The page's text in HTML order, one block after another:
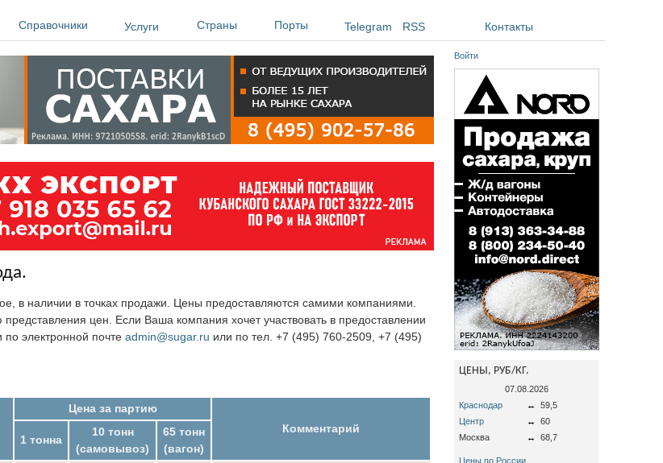
Справочники Услуги Страны Порты Telegram RSS Контакты
в наличии в точках продажи. Цены предоставляются самими компаниями.
цен. Если Ваша компания хочет участвовать в предоставлении
электронной почте admin@sugar.ru или по тел. +7 (495) 760-2509, +7 (495)
Цена за партию
Комментарий
1 тонна
10 тонн
(самовывоз)
65 тонн
(вагон)
Войти
ЦЕНЫ, РУБ/КГ.
07.08.2026
Краснодар
↔
59,5
Центр
↔
60
Москва
↔ 68,7
Цены по России